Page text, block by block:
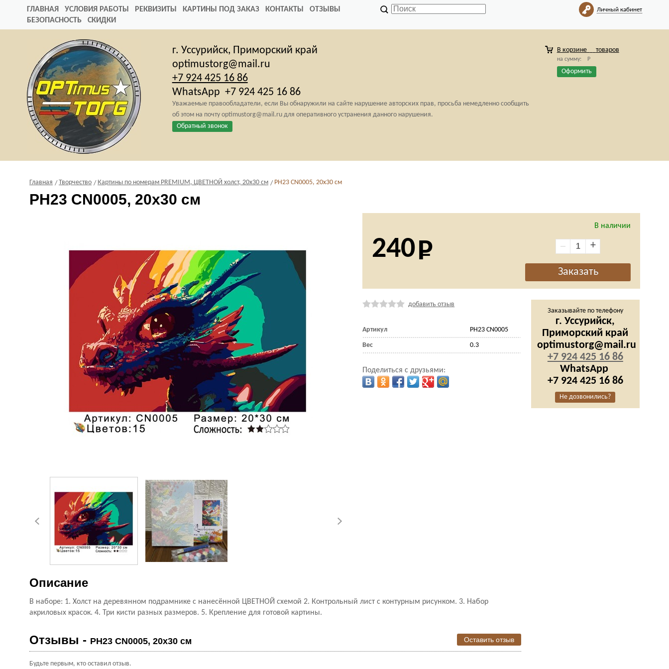
ГЛАВНАЯ УСЛОВИЯ РАБОТЫ РЕКВИЗИТЫ КАРТИНЫ ПОД ЗАКАЗ КОНТАКТЫ
ОТЗЫВЫ
БЕЗОПАСНОСТЬ
СКИДКИ
Личный кабинет
г. Уссурийск, Приморский край
optimustorg@mail.ru
+7 924 425 16 86
WhatsApp +7 924 425 16 86
Уважаемые правообладатели, если Вы обнаружили на сайте нарушение авторских прав, просьба немедленно сообщить
об этом на почту optimustorg@mail.ru для оперативного устранения данного нарушения.
Обратный звонок
В корзине товаров
на сумму: Р
Оформить
Главная Творчество Картины по номерам PREMIUM, ЦВЕТНОЙ холст, 20х30 см PH23 CN0005, 20х30 см
PH23 CN0005, 20х30 см
В наличии
240 +
добавить отзыв
Артикул PH23 CN0005
Вес 0.3
Поделиться с друзьями:
Описание
В наборе: 1. Холст на деревянном подрамнике с нанесённой ЦВЕТНОЙ схемой 2. Контрольный лист с контурным рисунком. 3. Набор
акриловых красок. 4. Три кисти разных размеров. 5. Крепление для готовой картины.
Отзывы - PH23 CN0005, 20х30 см Оставить отзыв
Будьте первым, кто оставил отзыв.
Заказывайте по телефону
г. Уссурийск,
Приморский край
optimustorg@mail.ru
+7 924 425 16 86
WhatsApp
+7 924 425 16 86
Не дозвонились?